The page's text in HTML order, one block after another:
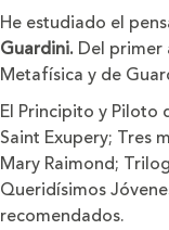
He estudiado el
Guardini. Del
Metafísica y de
El Principito y Piloto
Saint Exupery; Tres
Mary Raimond;
Queridísimos
recomendados.